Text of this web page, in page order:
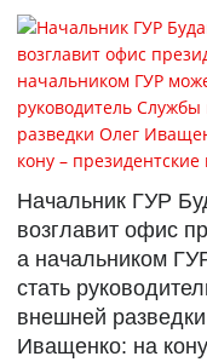
Начальник ГУР
возглавит офис
а начальником
стать
внешней
Иващенко: на